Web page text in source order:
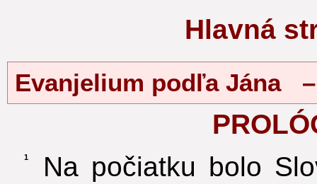
Hlavná
Evanjelium podľa Jána
1
Na počiatku bolo